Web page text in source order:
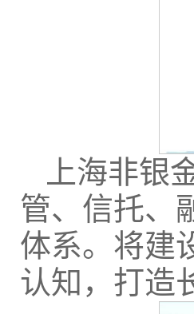
上海非银
管、信托、
体系。将建
认知，打造